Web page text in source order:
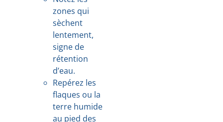
zones qui
sèchent
lentement,
signe de
rétention
d’eau.
Repérez les
flaques ou la
terre humide
au pied des